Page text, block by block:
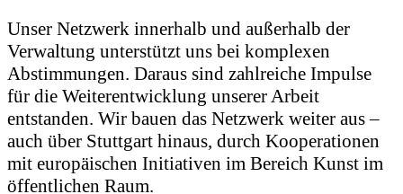
Unser Netzwerk innerhalb und außerhalb der
Verwaltung unterstützt uns bei komplexen
Abstimmungen. Daraus sind zahlreiche Impulse
für die Weiterentwicklung unserer Arbeit
entstanden. Wir bauen das Netzwerk weiter aus –
auch über Stuttgart hinaus, durch Kooperationen
mit europäischen Initiativen im Bereich Kunst im
öffentlichen Raum.